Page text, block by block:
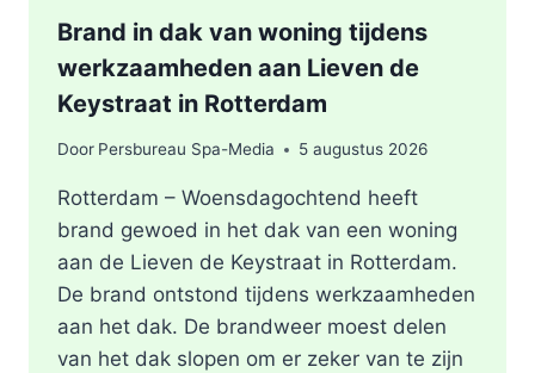
Brand in dak van woning tijdens
werkzaamheden aan Lieven de
Keystraat in Rotterdam
Door Persbureau Spa-Media 5 augustus 2026
Rotterdam – Woensdagochtend heeft
brand gewoed in het dak van een woning
aan de Lieven de Keystraat in Rotterdam.
De brand ontstond tijdens werkzaamheden
aan het dak. De brandweer moest delen
van het dak slopen om er zeker van te zijn